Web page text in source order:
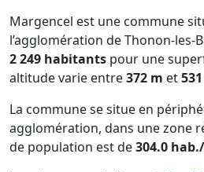
Margencel est une commune
l’agglomération de Thonon-les-
2 249 habitants pour une
altitude varie entre372 m et
La commune se situe en
agglomération, dans une zone
de population est de304.0